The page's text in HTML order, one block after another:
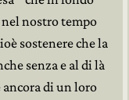
nostro tempo
sostenere che la
senza e al di là
ancora di un loro